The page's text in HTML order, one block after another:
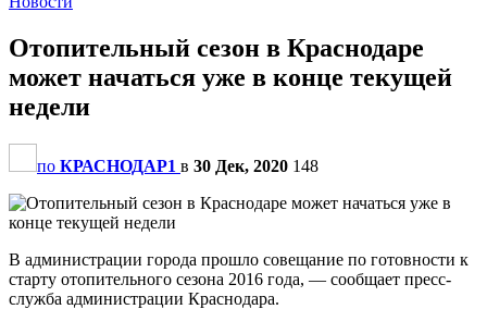
Отопительный сезон в Краснодаре
может начаться уже в конце текущей
недели
по КРАСНОДАР1 в 30 Дек, 2020 148
В администрации города прошло совещание по готовности к
старту отопительного сезона 2016 года, — сообщает пресс-
служба администрации Краснодара.